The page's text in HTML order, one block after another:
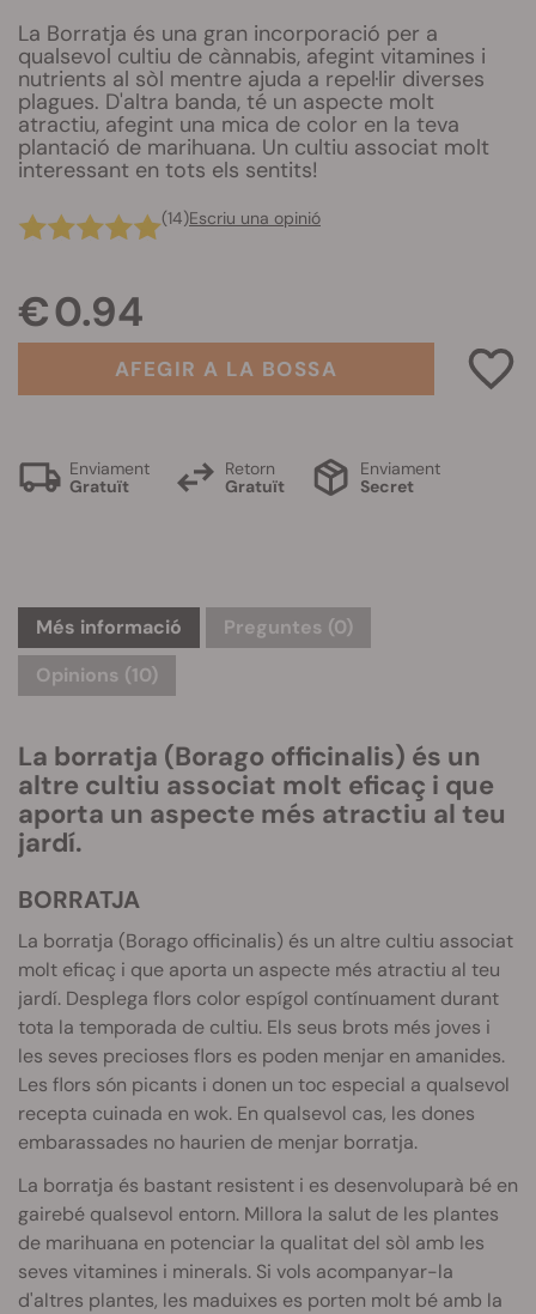
La Borratja és una gran incorporació per a
qualsevol cultiu de cànnabis, afegint vitamines i
nutrients al sòl mentre ajuda a repel·lir diverses
plagues. D'altra banda, té un aspecte molt
atractiu, afegint una mica de color en la teva
plantació de marihuana. Un cultiu associat molt
interessant en tots els sentits!
(14)Escriu una opinió
€ 0.94
AFEGIR A LA BOSSA
Enviament
Gratuït
Retorn
Gratuït
Enviament
Secret
Més informació Preguntes (0)
Opinions (10)
La borratja (Borago officinalis) és un
altre cultiu associat molt eficaç i que
aporta un aspecte més atractiu al teu
jardí.
BORRATJA
La borratja (Borago officinalis) és un altre cultiu associat
molt eficaç i que aporta un aspecte més atractiu al teu
jardí. Desplega flors color espígol contínuament durant
tota la temporada de cultiu. Els seus brots més joves i
les seves precioses flors es poden menjar en amanides.
Les flors són picants i donen un toc especial a qualsevol
recepta cuinada en wok. En qualsevol cas, les dones
embarassades no haurien de menjar borratja.
La borratja és bastant resistent i es desenvoluparà bé en
gairebé qualsevol entorn. Millora la salut de les plantes
de marihuana en potenciar la qualitat del sòl amb les
seves vitamines i minerals. Si vols acompanyar-la
d'altres plantes, les maduixes es porten molt bé amb la